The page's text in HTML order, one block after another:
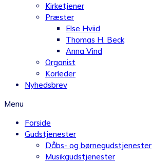
Kirketjener
Præster
Else Hviid
Thomas H. Beck
Anna Vind
Organist
Korleder
Nyhedsbrev
Menu
Forside
Gudstjenester
Dåbs- og børnegudstjenester
Musikgudstjenester